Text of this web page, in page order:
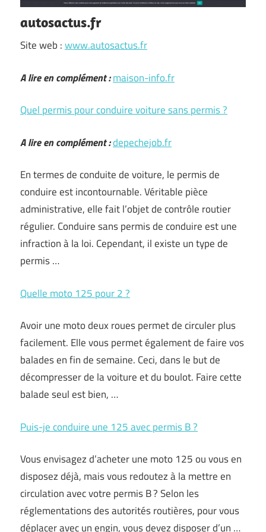
autosactus.fr
Site web :www.autosactus.fr
A lire en complément :maison-info.fr
Quel permis pour conduire voiture sans permis ?
A lire en complément :depechejob.fr
En termes de conduite de voiture, le permis de
conduire est incontournable. Véritable pièce
administrative, elle fait l’objet de contrôle routier
régulier. Conduire sans permis de conduire est une
infraction à la loi. Cependant, il existe un type de
permis …
Quelle moto 125 pour 2 ?
Avoir une moto deux roues permet de circuler plus
facilement. Elle vous permet également de faire vos
balades en fin de semaine. Ceci, dans le but de
décompresser de la voiture et du boulot. Faire cette
balade seul est bien, …
Puis-je conduire une 125 avec permis B ?
Vous envisagez d’acheter une moto 125 ou vous en
disposez déjà, mais vous redoutez à la mettre en
circulation avec votre permis B ? Selon les
réglementations des autorités routières, pour vous
déplacer avec un engin, vous devez disposer d’un …